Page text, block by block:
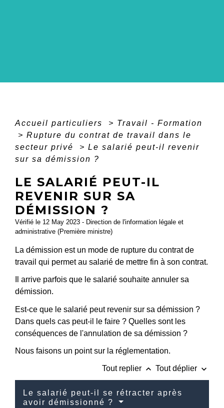
Accueil particuliers > Travail - Formation
> Rupture du contrat de travail dans le
secteur privé
> Le salarié peut-il revenir
sur sa démission ?
LE SALARIÉ PEUT-IL
REVENIR SUR SA
DÉMISSION ?
Vérifié le 12 May 2023 - Direction de l'information légale et
administrative (Première ministre)
La démission est un mode de rupture du contrat de
travail qui permet au salarié de mettre fin à son contrat.
Il arrive parfois que le salarié souhaite annuler sa
démission.
Est-ce que le salarié peut revenir sur sa démission ?
Dans quels cas peut-il le faire ? Quelles sont les
conséquences de l'annulation de sa démission ?
Nous faisons un point sur la réglementation.
Tout replier keyboard_arrow_up Tout déplier keyboard_arrow_down
Le salarié peut-il se rétracter après
avoir démissionné ?